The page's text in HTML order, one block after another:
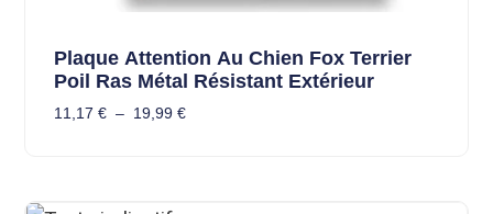
Plaque Attention Au Chien Fox Terrier
Poil Ras Métal Résistant Extérieur
11,17 € – 19,99 €